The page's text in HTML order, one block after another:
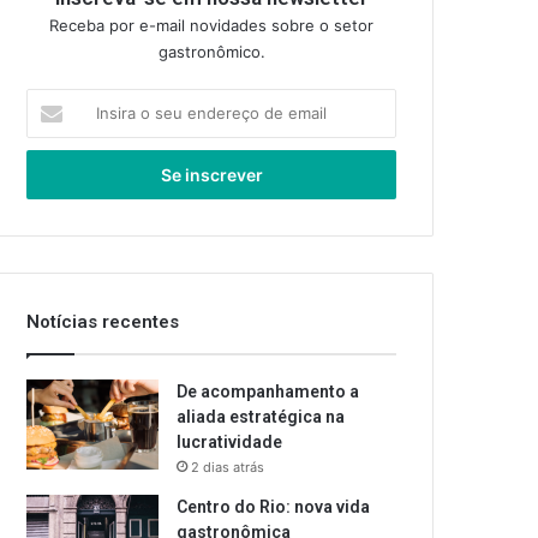
Receba por e-mail novidades sobre o setor
gastronômico.
seu
de
Notícias recentes
De acompanhamento a
aliada estratégica na
lucratividade
2 dias atrás
Centro do Rio: nova vida
gastronômica